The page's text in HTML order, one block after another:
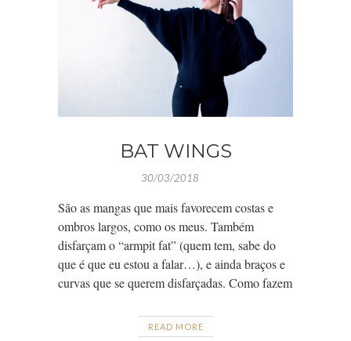
BAT WINGS
30/03/2018
São as mangas que mais favorecem costas e
ombros largos, como os meus. Também
disfarçam o “armpit fat” (quem tem, sabe do
que é que eu estou a falar…), e ainda braços e
curvas que se querem disfarçadas. Como fazem
READ MORE